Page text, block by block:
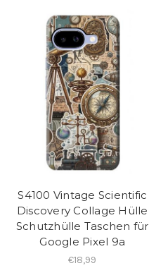
S4100 Vintage Scientific
Discovery Collage Hülle
Schutzhülle Taschen für
Google Pixel 9a
€18,99